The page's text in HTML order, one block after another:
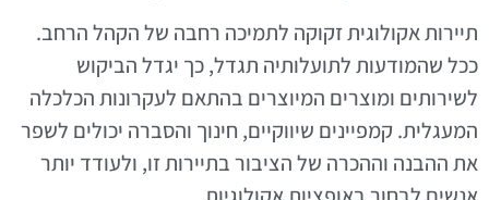
תיירות אקולוגית זקוקה לתמיכה רחבה של הקהל הרחב.
ככל שהמודעות לתועלותיה תגדל, כך יגדל הביקוש
לשירותים ומוצרים המיוצרים בהתאם לעקרונות הכלכלה
המעגלית. קמפיינים שיווקיים, חינוך והסברה יכולים לשפר
את ההבנה וההכרה של הציבור בתיירות זו, ולעודד יותר